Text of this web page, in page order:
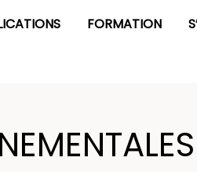
FORMATION